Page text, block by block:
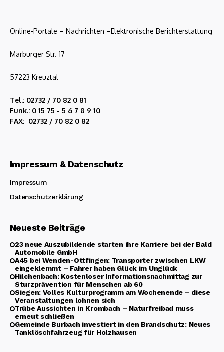
Online-Portale – Nachrichten –Elektronische Berichterstattung
Marburger Str. 17
57223 Kreuztal
Tel.: 02732 / 70 82 0 81
Funk.: 0 15 75 - 5 6 7 8 9 10
FAX: 02732 / 70 82 0 82
Impressum & Datenschutz
Impressum
Datenschutzerklärung
Neueste Beiträge
23 neue Auszubildende starten ihre Karriere bei der Bald
Automobile GmbH
A45 bei Wenden-Ottfingen: Transporter zwischen LKW
eingeklemmt – Fahrer haben Glück im Unglück
Hilchenbach: Kostenloser Informationsnachmittag zur
Sturzprävention für Menschen ab 60
Siegen: Volles Kulturprogramm am Wochenende – diese
Veranstaltungen lohnen sich
Trübe Aussichten in Krombach – Naturfreibad muss
erneut schließen
Gemeinde Burbach investiert in den Brandschutz: Neues
Tanklöschfahrzeug für Holzhausen